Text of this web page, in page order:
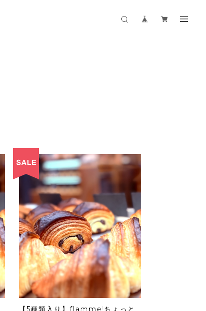
【5種類入り】flamme!ちょっと